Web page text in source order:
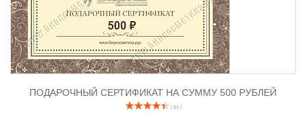
ПОДАРОЧНЫЙ СЕРТИФИКАТ НА СУММУ 500 РУБЛЕЙ
( 23 )